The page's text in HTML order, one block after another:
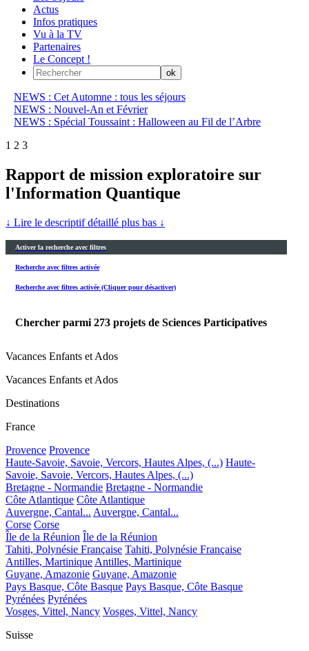
Actus
Infos pratiques
Vu à la TV
Partenaires
Le Concept !
NEWS : Cet Automne : tous les séjours
NEWS : Nouvel-An et Février
NEWS : Spécial Toussaint : Halloween au Fil de l’Arbre
1 2 3
Rapport de mission exploratoire sur
l'Information Quantique
↓ Lire le descriptif détaillé plus bas ↓
Activer la recherche avec filtres
Recherche avec filtres activée
Recherche avec filtres activée (Cliquer pour désactiver)
Chercher parmi 273 projets de Sciences Participatives
Vacances Enfants et Ados
Vacances Enfants et Ados
Destinations
France
Provence Provence
Haute-Savoie, Savoie, Vercors, Hautes Alpes, (...) Haute-
Savoie, Savoie, Vercors, Hautes Alpes, (...)
Bretagne - Normandie Bretagne - Normandie
Côte Atlantique Côte Atlantique
Auvergne, Cantal... Auvergne, Cantal...
Corse Corse
Île de la Réunion Île de la Réunion
Tahiti, Polynésie Française Tahiti, Polynésie Française
Antilles, Martinique Antilles, Martinique
Guyane, Amazonie Guyane, Amazonie
Pays Basque, Côte Basque Pays Basque, Côte Basque
Pyrénées Pyrénées
Vosges, Vittel, Nancy Vosges, Vittel, Nancy
Suisse